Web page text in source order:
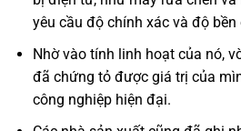
yêu cầu độ chính xác và độ bền
Nhờ vào tính linh hoạt của nó,
đã chứng tỏ được giá trị của
công nghiệp hiện đại.